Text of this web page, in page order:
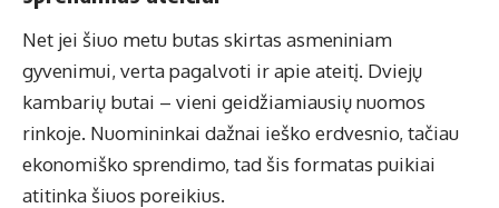
Net jei šiuo metu butas skirtas asmeniniam
gyvenimui, verta pagalvoti ir apie ateitį. Dviejų
kambarių butai – vieni geidžiamiausių nuomos
rinkoje. Nuomininkai dažnai ieško erdvesnio, tačiau
ekonomiško sprendimo, tad šis formatas puikiai
atitinka šiuos poreikius.